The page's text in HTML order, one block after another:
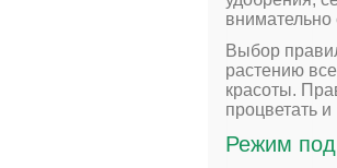
внимательно
Выбор
растению
красоты.
процветать
Режим